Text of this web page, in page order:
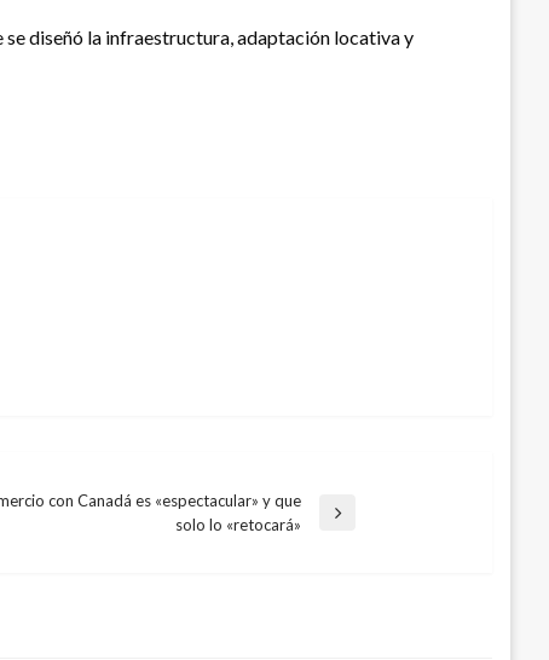
diseñó la infraestructura, adaptación locativa y
con Canadá es «espectacular» y que
solo lo «retocará»